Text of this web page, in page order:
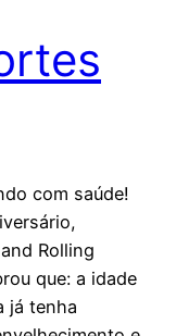
com saúde!
Rolling
que: a idade
já tenha